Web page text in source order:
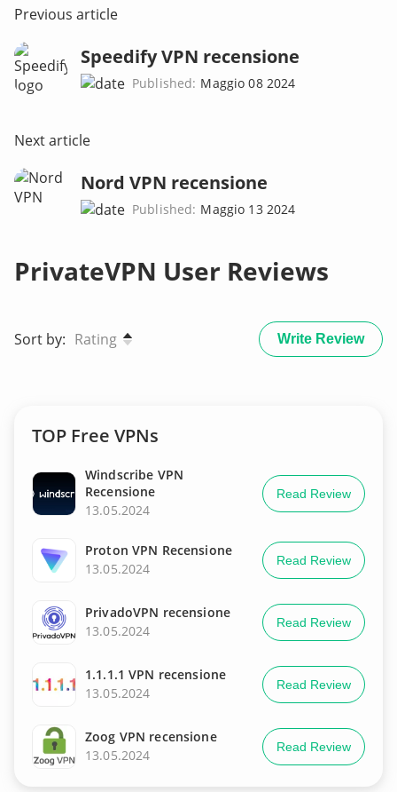
Previous article
Speedify VPN recensione
Published: Maggio 08 2024
Next article
Nord VPN recensione
Published: Maggio 13 2024
PrivateVPN User Reviews
Sort by: Rating Write Review
TOP Free VPNs
Windscribe VPN
Recensione
13.05.2024
Read Review
Proton VPN Recensione
13.05.2024
Read Review
PrivadoVPN recensione
13.05.2024
Read Review
1.1.1.1 VPN recensione
13.05.2024
Read Review
Zoog VPN recensione
13.05.2024
Read Review